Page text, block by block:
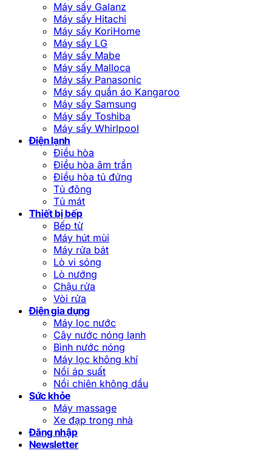
Máy sấy Galanz
Máy sấy Hitachi
Máy sấy KoriHome
Máy sấy LG
Máy sấy Mabe
Máy sấy Malloca
Máy sấy Panasonic
Máy sấy quần áo Kangaroo
Máy sấy Samsung
Máy sấy Toshiba
Máy sấy Whirlpool
Điện lạnh
Điều hòa
Điều hòa âm trần
Điều hòa tủ đứng
Tủ đông
Tủ mát
Thiết bị bếp
Bếp từ
Máy hút mùi
Máy rửa bát
Lò vi sóng
Lò nướng
Chậu rửa
Vòi rửa
Điện gia dụng
Máy lọc nước
Cây nước nóng lạnh
Bình nước nóng
Máy lọc không khí
Nồi áp suất
Nồi chiên không dầu
Sức khỏe
Máy massage
Xe đạp trong nhà
Đăng nhập
Newsletter